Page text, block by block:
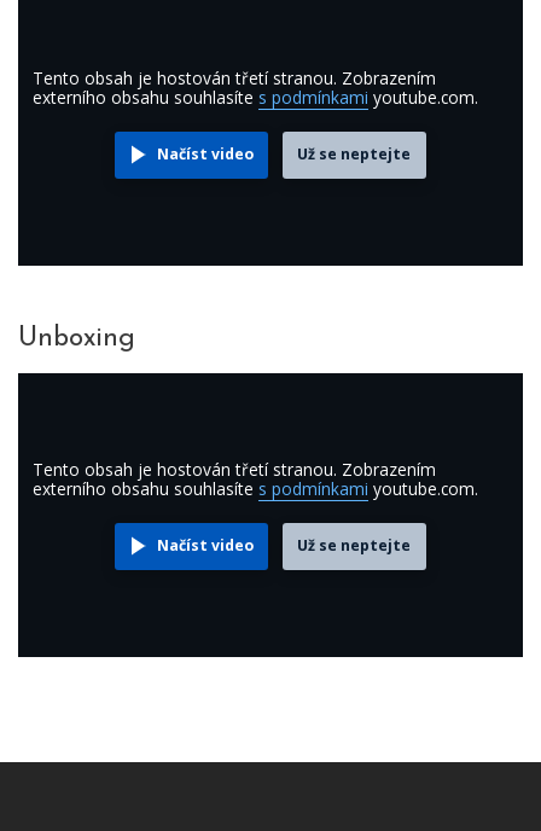
Tento obsah je hostován třetí stranou. Zobrazením
externího obsahu souhlasíte s podmínkami youtube.com.
Načíst video Už se neptejte
Unboxing
Tento obsah je hostován třetí stranou. Zobrazením
externího obsahu souhlasíte s podmínkami youtube.com.
Načíst video Už se neptejte